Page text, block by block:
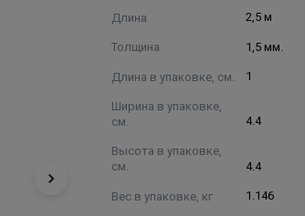
Длина 2,5 м
Толщина 1,5 мм.
Длина в упаковке, см. 1
Ширина в упаковке,
см.
4.4
Высота в упаковке,
см.
4.4
Вес в упаковке, кг 1.146